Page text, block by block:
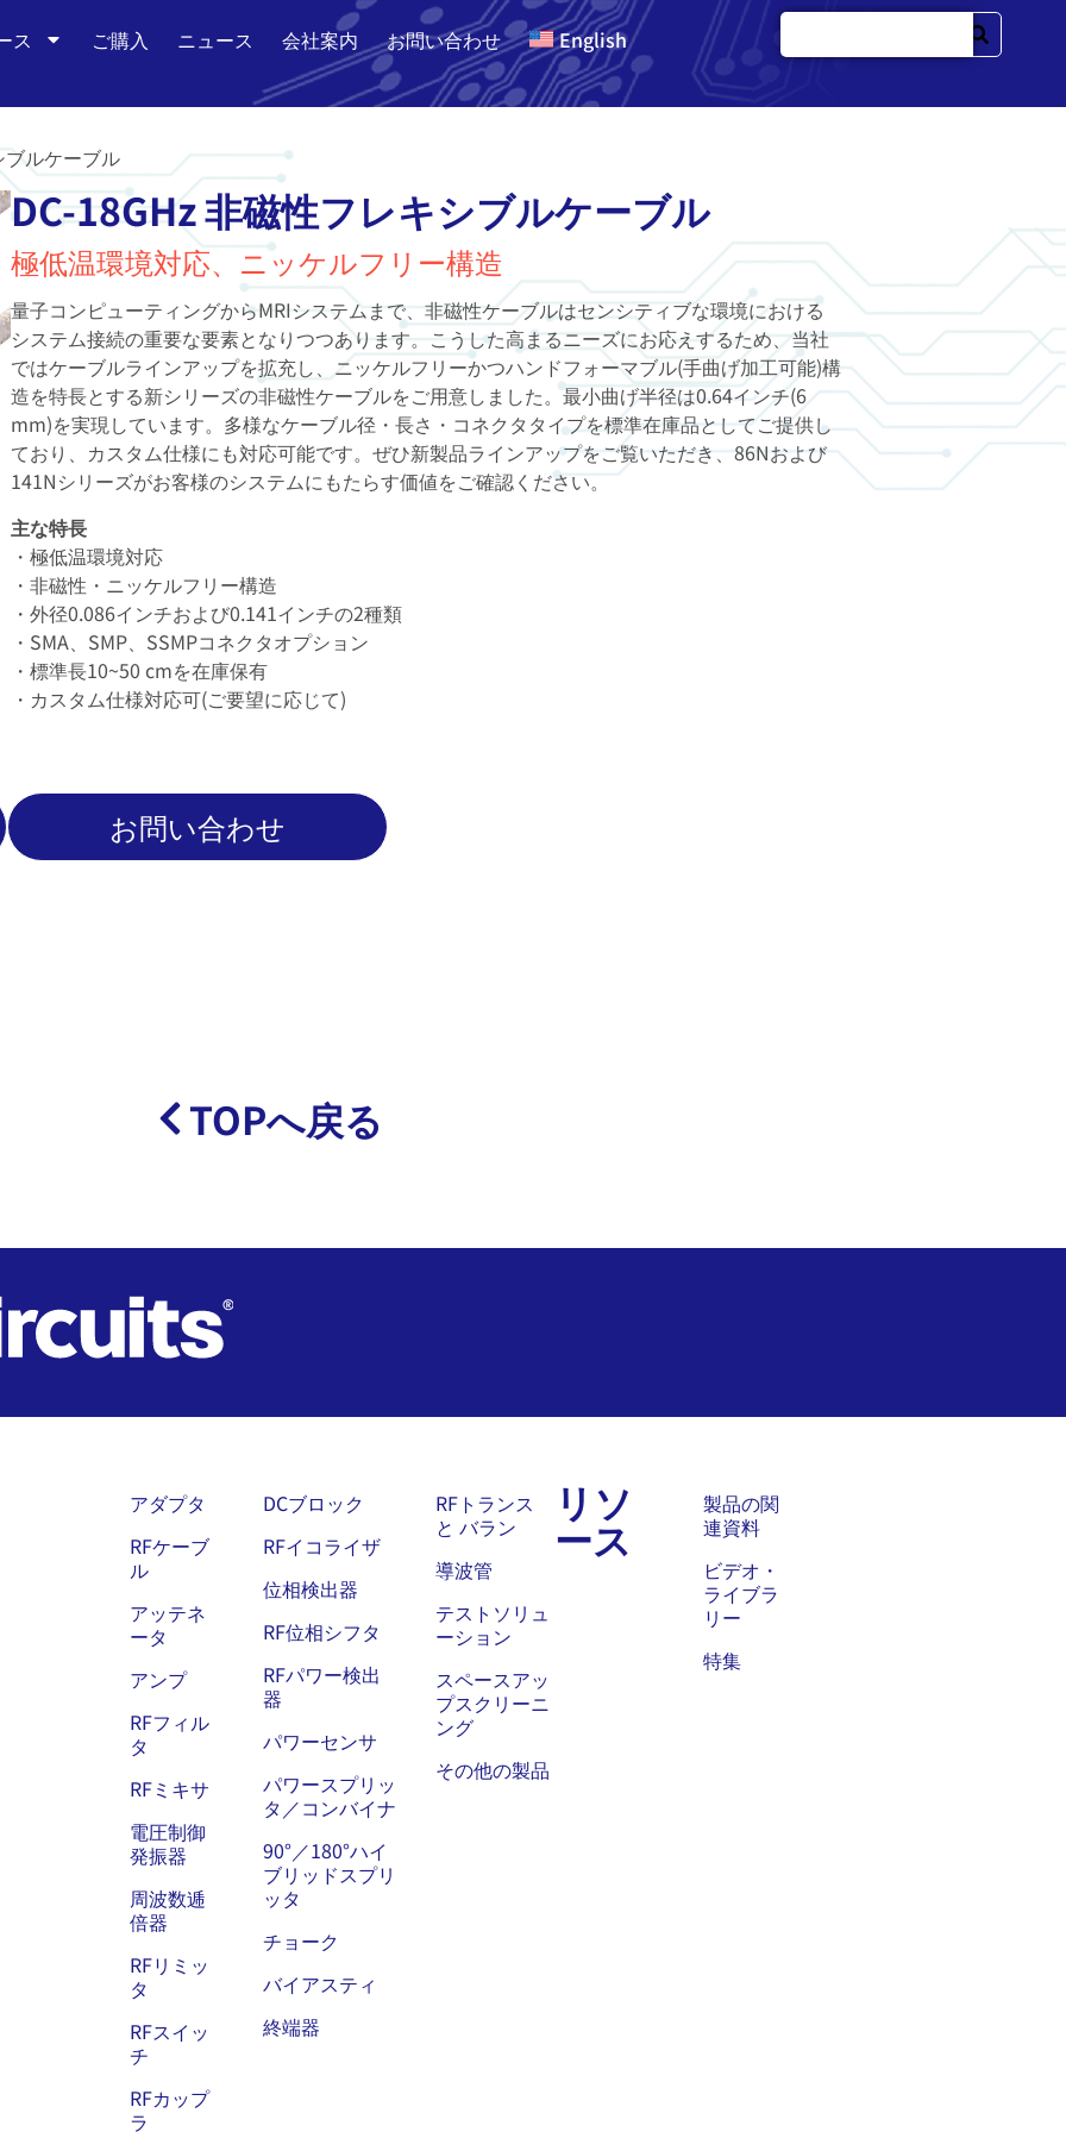
ス ご購入 ニュース 会社案内 お問い合わせ English
ブルケーブル
DC-18GHz 非磁性フレキシブルケーブル
極低温環境対応、ニッケルフリー構造
量子コンピューティングからMRIシステムまで、非磁性ケーブルはセンシティブな環境における
システム接続の重要な要素となりつつあります。こうした高まるニーズにお応えするため、当社
ではケーブルラインアップを拡充し、ニッケルフリーかつハンドフォーマブル(手曲げ加工可能)構
造を特長とする新シリーズの非磁性ケーブルをご用意しました。最小曲げ半径は0.64インチ(6
mm)を実現しています。多様なケーブル径・長さ・コネクタタイプを標準在庫品としてご提供し
ており、カスタム仕様にも対応可能です。ぜひ新製品ラインアップをご覧いただき、86Nおよび
141Nシリーズがお客様のシステムにもたらす価値をご確認ください。
主な特長
・極低温環境対応
・非磁性・ニッケルフリー構造
・外径0.086インチおよび0.141インチの2種類
・SMA、SMP、SSMPコネクタオプション
・標準長10~50 cmを在庫保有
・カスタム仕様対応可(ご要望に応じて)
お問い合わせ
TOPへ戻る
アダプタ
RFケーブ
ル
アッテネ
ータ
アンプ
RFフィル
タ
RFミキサ
電圧制御
発振器
周波数逓
倍器
RFリミッ
タ
RFスイッ
チ
RFカップ
ラ
DCブロック
RFイコライザ
位相検出器
RF位相シフタ
RFパワー検出
器
パワーセンサ
パワースプリッ
タ／コンバイナ
90°／180°ハイ
ブリッドスプリ
ッタ
チョーク
バイアスティ
終端器
RFトランス
と バラン
導波管
テストソリュ
ーション
スペースアッ
プスクリーニ
ング
その他の製品
リソ
ース
製品の関
連資料
ビデオ・
ライブラ
リー
特集